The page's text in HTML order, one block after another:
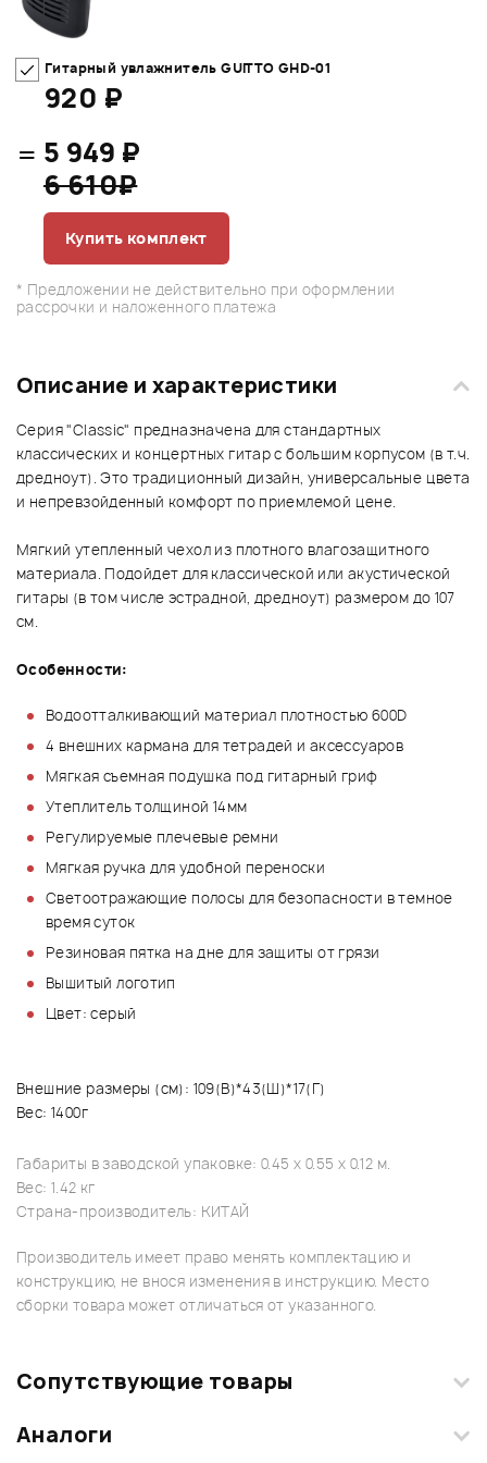
Гитарный увлажнитель GUITTO GHD-01
920 ₽
= 5 949 ₽
6 610₽
Купить комплект
* Предложении не действительно при оформлении
рассрочки и наложенного платежа
Описание и характеристики
Серия "Classic" предназначена для стандартных
классических и концертных гитар с большим корпусом (в т.ч.
дредноут). Это традиционный дизайн, универсальные цвета
и непревзойденный комфорт по приемлемой цене.
Мягкий утепленный чехол из плотного влагозащитного
материала. Подойдет для классической или акустической
гитары (в том числе эстрадной, дредноут) размером до 107
см.
Особенности:
Водоотталкивающий материал плотностью 600D
4 внешних кармана для тетрадей и аксессуаров
Мягкая съемная подушка под гитарный гриф
Утеплитель толщиной 14мм
Регулируемые плечевые ремни
Мягкая ручка для удобной переноски
Светоотражающие полосы для безопасности в темное
время суток
Резиновая пятка на дне для защиты от грязи
Вышитый логотип
Цвет: серый
Внешние размеры (см): 109(В)*43(Ш)*17(Г)
Вес: 1400г
Габариты в заводской упаковке: 0.45 x 0.55 x 0.12 м.
Вес: 1.42 кг
Страна-производитель: КИТАЙ
Производитель имеет право менять комплектацию и
конструкцию, не внося изменения в инструкцию. Место
сборки товара может отличаться от указанного.
Сопутствующие товары
Аналоги